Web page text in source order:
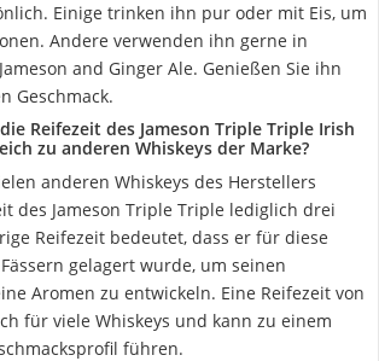
Einige trinken ihn pur oder mit Eis, um
Andere verwenden ihn gerne in
and Ginger Ale. Genießen Sie ihn
Geschmack.
Reifezeit des Jameson Triple Triple Irish
zu anderen Whiskeys der Marke?
anderen Whiskeys des Herstellers
des Jameson Triple Triple lediglich drei
Reifezeit bedeutet, dass er für diese
gelagert wurde, um seinen
Aromen zu entwickeln. Eine Reifezeit von
für viele Whiskeys und kann zu einem
führen.